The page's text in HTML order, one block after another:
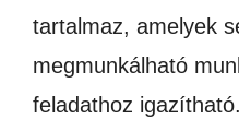
tartalmaz, amelyek
megmunkálható
feladathoz igazítható.